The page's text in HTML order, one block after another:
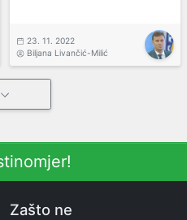
23. 11. 2022
Biljana Livančić-Milić
Zašto ne